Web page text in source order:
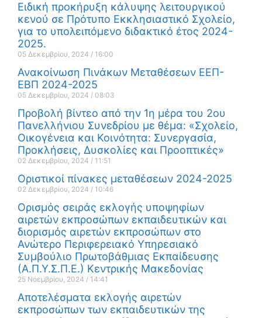
Ειδική προκήρυξη κάλυψης λειτουργικού
κενού σε Πρότυπο Εκκλησιαστικό Σχολείο,
για το υπολειπόμενο διδακτικό έτος 2024-
2025.
05 Δεκεμβρίου, 2024 16:00
Ανακοίνωση Πινάκων Μεταθέσεων ΕΕΠ-
ΕΒΠ 2024-2025
05 Δεκεμβρίου, 2024 08:03
Προβολή βίντεο από την 1η μέρα του 2ου
Πανελλήνιου Συνεδρίου με θέμα: «Σχολείο,
Οικογένεια και Κοινότητα: Συνεργασία,
Προκλήσεις, Δυσκολίες και Προοπτικές»
02 Δεκεμβρίου, 2024 11:51
Οριστικοί πίνακες μεταθέσεων 2024-2025
02 Δεκεμβρίου, 2024 10:46
Ορισμός σειράς εκλογής υποψηφίων
αιρετών εκπροσώπων εκπαιδευτικών και
διορισμός αιρετών εκπροσώπων στο
Ανώτερο Περιφερειακό Υπηρεσιακό
Συμβούλιο Πρωτοβάθμιας Εκπαίδευσης
(Α.Π.Υ.Σ.Π.Ε.) Κεντρικής Μακεδονίας
25 Νοεμβρίου, 2024 14:41
Αποτελέσματα εκλογής αιρετών
εκπροσώπων των εκπαιδευτικών της